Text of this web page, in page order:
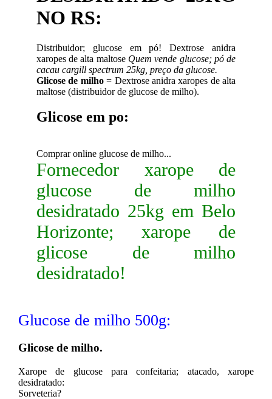
NO RS:
Distribuidor; glucose em pó! Dextrose anidra
xaropes de alta maltose Quem vende glucose; pó de
cacau cargill spectrum 25kg, preço da glucose.
Glicose de milho= Dextrose anidra xaropes de alta
maltose (distribuidor de glucose de milho).
Glicose em po:
Comprar online glucose de milho...
Fornecedor xarope de
glucose de milho
desidratado 25kg em Belo
Horizonte; xarope de
glicose de milho
desidratado!
Glucose de milho 500g:
Glicose de milho.
Xarope de glucose para confeitaria; atacado, xarope
desidratado:
Sorveteria?